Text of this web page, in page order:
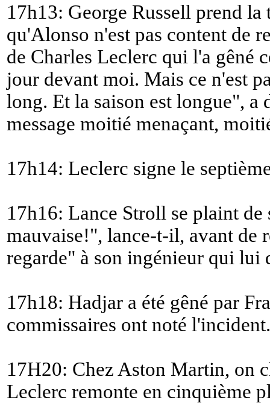
17h13: George Russell prend
qu'Alonso n'est pas content de
de Charles Leclerc qui l'a gêné
jour devant moi. Mais ce n'est
long. Et la saison est longue", a
message moitié menaçant,
17h14: Leclerc signe le
17h16: Lance Stroll se plaint
mauvaise!", lance-t-il, avant de
regarde" à son ingénieur qui lui
17h18: Hadjar a été gêné par
commissaires ont noté l'incident.
17H20: Chez Aston Martin, on
Leclerc remonte en cinquième